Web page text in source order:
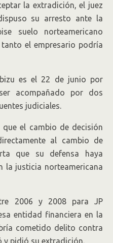
la extradición, el juez
su arresto ante la
suelo norteamericano
el empresario podría
es el 22 de junio por
acompañado por dos
judiciales.
el cambio de decisión
al cambio de
que su defensa haya
la justicia norteamericana
2006 y 2008 para JP
entidad financiera en la
cometido delito contra
y pidió su extradición.